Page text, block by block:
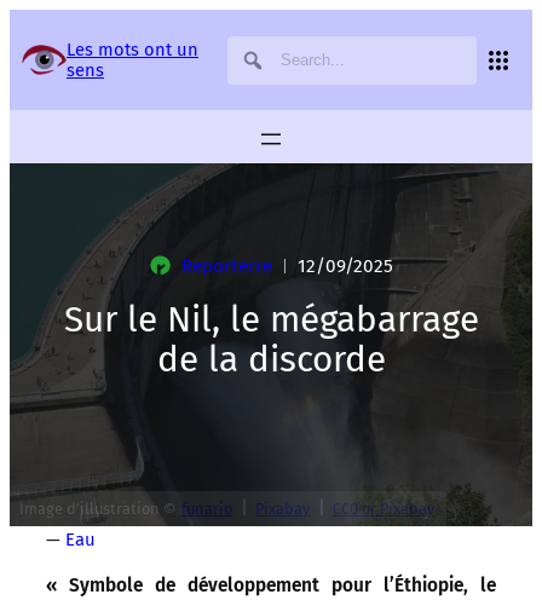
Les mots ont un
sens
Reporterre 12/09/2025
Sur le Nil, le mégabarrage
de la discorde
Image d’illustration © funario Pixabay CC0 or Pixabay
— Eau
« Symbole de développement pour l’Éthiopie, le
Panneau de gestion des services